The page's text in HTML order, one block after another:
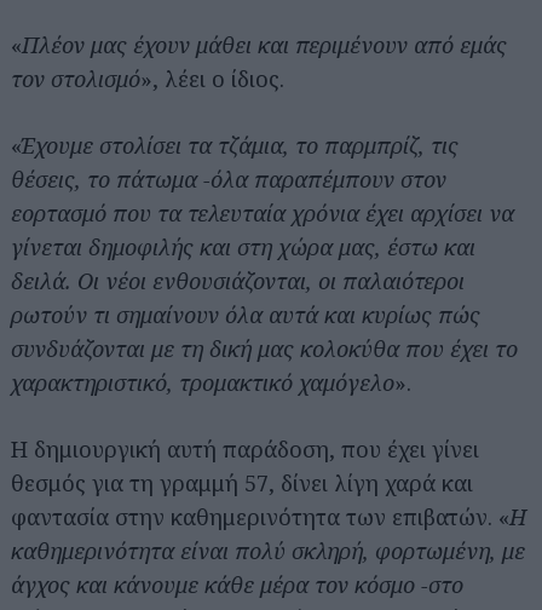
«Πλέον μας έχουν μάθει και περιμένουν από εμάς
τον στολισμό», λέει ο ίδιος.
«Έχουμε στολίσει τα τζάμια, το παρμπρίζ, τις
θέσεις, το πάτωμα -όλα παραπέμπουν στον
εορτασμό που τα τελευταία χρόνια έχει αρχίσει να
γίνεται δημοφιλής και στη χώρα μας, έστω και
δειλά. Οι νέοι ενθουσιάζονται, οι παλαιότεροι
ρωτούν τι σημαίνουν όλα αυτά και κυρίως πώς
συνδυάζονται με τη δική μας κολοκύθα που έχει το
χαρακτηριστικό, τρομακτικό χαμόγελο».
Η δημιουργική αυτή παράδοση, που έχει γίνει
θεσμός για τη γραμμή 57, δίνει λίγη χαρά και
φαντασία στην καθημερινότητα των επιβατών. «Η
καθημερινότητα είναι πολύ σκληρή, φορτωμένη, με
άγχος και κάνουμε κάθε μέρα τον κόσμο -στο